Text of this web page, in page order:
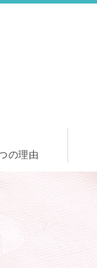
の理由